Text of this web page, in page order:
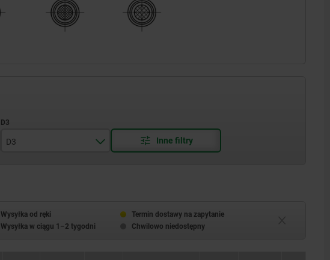
D3
7,9
Wysyłka od ręki
Termin dostawy na zapytanie
Wysyłka w ciągu 1–2 tygodni
Chwilowo niedostępny